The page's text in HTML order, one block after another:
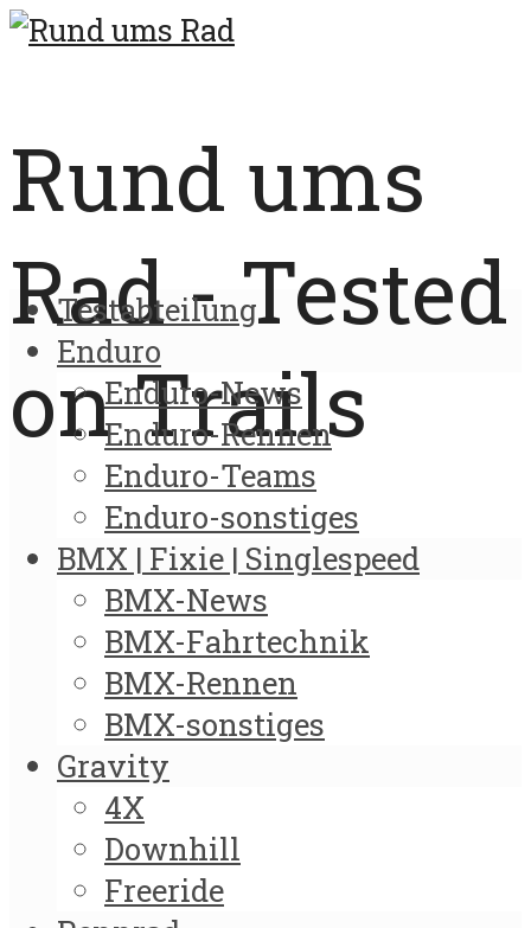
Rund ums
Rad - Tested
on Trails
Testabteilung
Enduro
Enduro-News
Enduro-Rennen
Enduro-Teams
Enduro-sonstiges
BMX | Fixie | Singlespeed
BMX-News
BMX-Fahrtechnik
BMX-Rennen
BMX-sonstiges
Gravity
4X
Downhill
Freeride